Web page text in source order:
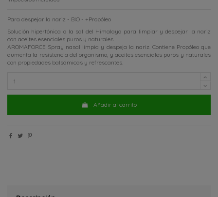
Para despejar la nariz - BIO - +Propóleo
Solución hipertónica a la sal del Himalaya para limpiar y despejar la nariz
con aceites esenciales puros y naturales.
AROMAFORCE Spray nasal limpia y despeja la nariz. Contiene Propóleo que
aumenta la resistencia del organismo, y aceites esenciales puros y naturales
con propiedades balsámicas y refrescantes.
Añadir al carrito